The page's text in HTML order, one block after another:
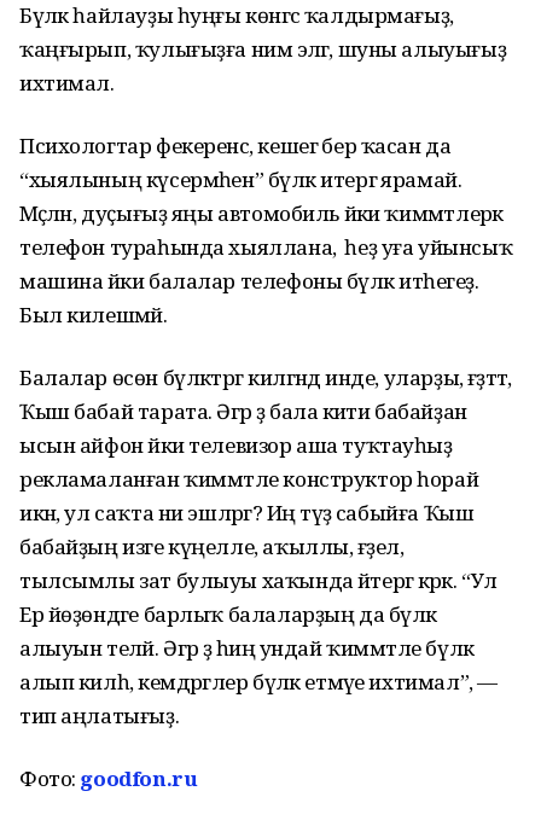
Бүләк һайлауҙы һуңғы көнгәсә ҡалдырмағыҙ,
ҡаңғырып, ҡулығыҙға нимә эләгә, шуны алыуығыҙ
ихтимал.
Психологтар фекеренсә, кешегә бер ҡасан да
“хыялының күсермәһен” бүләк итергә ярамай.
Мәҫәлән, дуҫығыҙ яңы автомобиль йәки ҡиммәтлерәк
телефон тураһында хыяллана, ә һеҙ уға уйынсыҡ
машина йәки балалар телефоны бүләк итәһегеҙ.
Был килешмәй.
Балалар өсөн бүләктәргә килгәндә инде, уларҙы, ғәҙәттә,
Ҡыш бабай тарата. Әгәр ҙә бала әкиәти бабайҙан
ысын айфон йәки телевизор аша туҡтауһыҙ
рекламаланған ҡиммәтле конструктор һорай
икән, ул саҡта ни эшләргә? Иң тәүҙә сабыйға Ҡыш
бабайҙың изге күңелле, аҡыллы, ғәҙел,
тылсымлы зат булыуы хаҡында әйтергә кәрәк. “Ул
Ер йөҙөндәге барлыҡ балаларҙың да бүләк
алыуын теләй. Әгәр ҙә һиңә ундай ҡиммәтле бүләк
алып килһә, кемдәргәлер бүләк етмәүе ихтимал”, —
тип аңлатығыҙ.
Фото: goodfon.ru